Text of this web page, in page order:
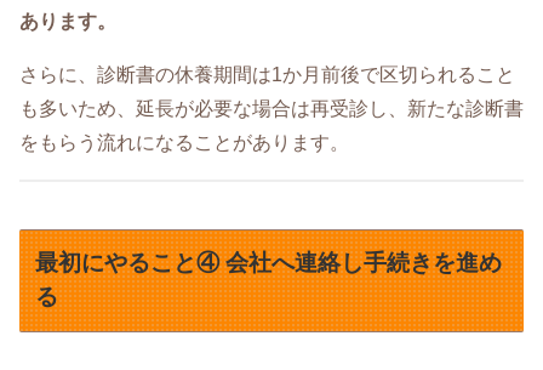
あります。
さらに、診断書の休養期間は1か月前後で区切られること
も多いため、延長が必要な場合は再受診し、新たな診断書
をもらう流れになることがあります。
最初にやること④ 会社へ連絡し手続きを進め
る